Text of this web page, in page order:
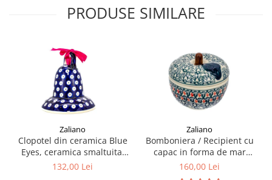
PRODUSE SIMILARE
Zaliano
Clopotel din ceramica Blue
Eyes, ceramica smaltuita,
pictata manual, 11,4 cm
132,00 Lei
Zaliano
Bomboniera / Recipient cu
capac in forma de mar
Flower Bed, ceramica
160,00 Lei